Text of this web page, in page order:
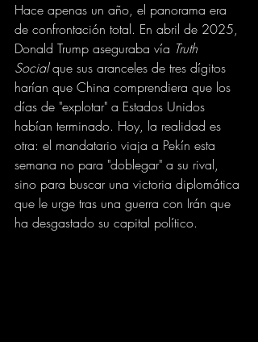
Hace apenas un año, el panorama era
de confrontación total. En abril de 2025,
Donald Trump aseguraba vía Truth
Social que sus aranceles de tres dígitos
harían que China comprendiera que los
días de "explotar" a Estados Unidos
habían terminado. Hoy, la realidad es
otra: el mandatario viaja a Pekín esta
semana no para "doblegar" a su rival,
sino para buscar una victoria diplomática
que le urge tras una guerra con Irán que
ha desgastado su capital político.